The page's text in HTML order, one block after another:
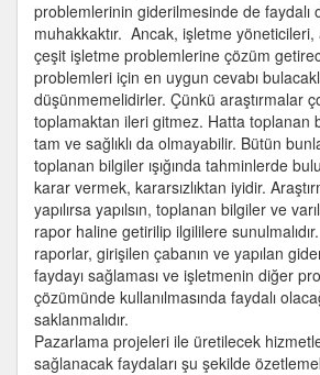
problemlerinin giderilmesinde de faydalı
muhakkaktır. Ancak, işletme yöneticileri,
çeşit işletme problemlerine çözüm
problemleri için en uygun cevabı
düşünmemelidirler. Çünkü araştırmalar
toplamaktan ileri gitmez. Hatta toplanan
tam ve sağlıklı da olmayabilir. Bütün
toplanan bilgiler ışığında tahminlerde
karar vermek, kararsızlıktan iyidir.
yapılırsa yapılsın, toplanan bilgiler ve
rapor haline getirilip ilgililere
raporlar, girişilen çabanın ve yapılan
faydayı sağlaması ve işletmenin diğer
çözümünde kullanılmasında faydalı
saklanmalıdır.
Pazarlama projeleri ile üretilecek
sağlanacak faydaları şu şekilde